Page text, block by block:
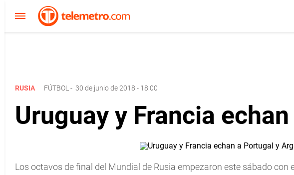
RUSIA FÚTBOL - 30 de junio de 2018 - 18:00
Uruguay y Francia
Los octavos de final del Mundial de Rusia empezaron este sábado con